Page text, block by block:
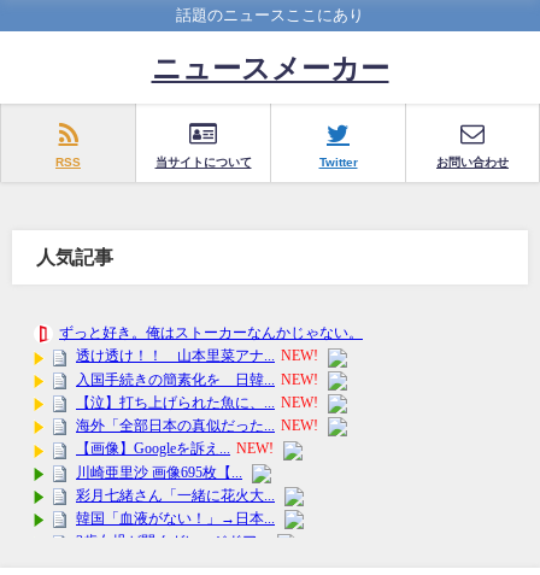
話題のニュースここにあり
ニュースメーカー
RSS 当サイトについて Twitter お問い合わせ
人気記事